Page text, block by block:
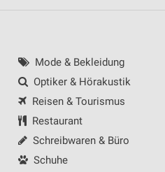
Mode & Bekleidung
Optiker & Hörakustik
Reisen & Tourismus
Restaurant
Schreibwaren & Büro
Schuhe